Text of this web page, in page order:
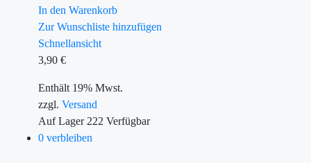
In den Warenkorb
Zur Wunschliste hinzufügen
Schnellansicht
3,90 €
Enthält 19% Mwst.
zzgl. Versand
Auf Lager222 Verfügbar
0 verbleiben